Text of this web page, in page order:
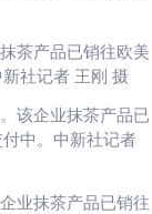
茶产品已销往欧美
社记者 王刚 摄
该企业抹茶产品已
中。中新社记者
业抹茶产品已销往